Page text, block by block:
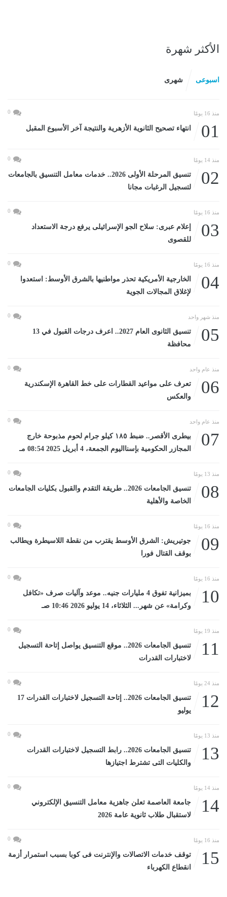
الأكثر شهرة
اسبوعى شهرى
منذ 16 يومًا 0
01 انتهاء تصحيح الثانوية الأزهرية والنتيجة آخر الأسبوع المقبل
منذ 14 يومًا 0
02
تنسيق المرحلة الأولى 2026.. خدمات معامل التنسيق بالجامعات
لتسجيل الرغبات مجانا
منذ 16 يومًا 0
03
إعلام عبرى: سلاح الجو الإسرائيلى يرفع درجة الاستعداد
للقصوى
منذ 16 يومًا 0
04
الخارجية الأمريكية تحذر مواطنيها بالشرق الأوسط: استعدوا
لإغلاق المجالات الجوية
منذ شهر واحد 0
05
تنسيق الثانوى العام 2027.. اعرف درجات القبول في 13
محافظة
منذ عام واحد 0
06
تعرف على مواعيد القطارات على خط القاهرة الإسكندرية
والعكس
منذ عام واحد 0
07
بيطرى الأقصر.. ضبط ١٨٥ كيلو جرام لحوم مذبوحة خارج
المجازر الحكومية بإسنااليوم الجمعة، 4 أبريل 2025 08:54 مـ
منذ 13 يومًا 0
08
تنسيق الجامعات 2026.. طريقة التقدم والقبول بكليات الجامعات
الخاصة والأهلية
منذ 16 يومًا 0
09
جوتيريش: الشرق الأوسط يقترب من نقطة اللاسيطرة ويطالب
بوقف القتال فورا
منذ 16 يومًا 0
10
بميزانية تفوق 4 مليارات جنيه.. موعد وآليات صرف «تكافل
وكرامة» عن شهر... الثلاثاء، 14 يوليو 2026 10:46 صـ
منذ 19 يومًا 0
11
تنسيق الجامعات 2026.. موقع التنسيق يواصل إتاحة التسجيل
لاختبارات القدرات
منذ 24 يومًا 0
12
تنسيق الجامعات 2026.. إتاحة التسجيل لاختبارات القدرات 17
يوليو
منذ 13 يومًا 0
13
تنسيق الجامعات 2026.. رابط التسجيل لاختبارات القدرات
والكليات التى تشترط اجتيازها
منذ 14 يومًا 0
14
جامعة العاصمة تعلن جاهزية معامل التنسيق الإلكتروني
لاستقبال طلاب ثانوية عامة 2026
منذ 16 يومًا 0
15
توقف خدمات الاتصالات والإنترنت فى كوبا بسبب استمرار أزمة
انقطاع الكهرباء